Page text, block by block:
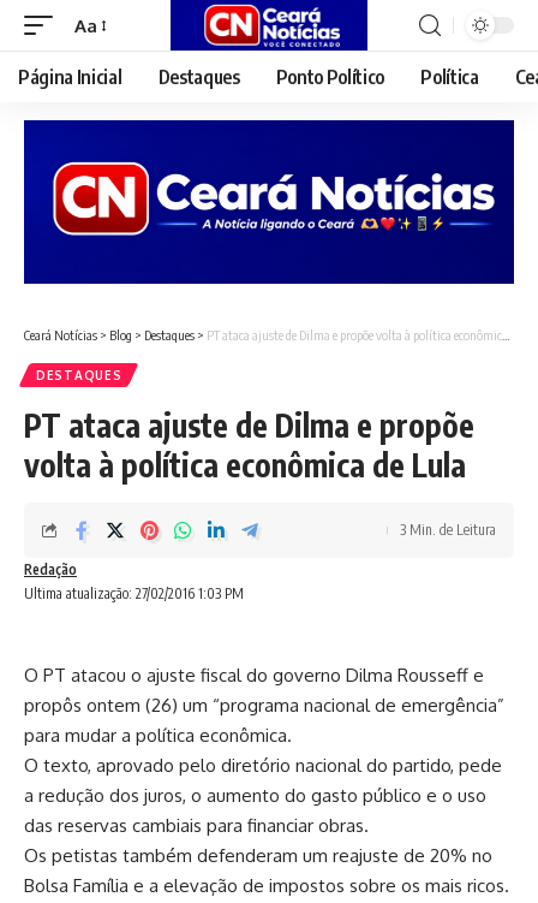
Font
Resizer
Aa
Página Inicial Destaques Ponto Político Política
Ceará Notícias > Blog > Destaques > PT ataca ajuste de Dilma e propõe volta à política econômica de Lula
DESTAQUES
PT ataca ajuste de Dilma e propõe
volta à política econômica de Lula
Ultima atualização: 27/02/2016 1:03 PM
Redação
3 Min. de Leitura
O PT atacou o ajuste fiscal do governo Dilma Rousseff e
propôs ontem (26) um “programa nacional de emergência”
para mudar a política econômica.
O texto, aprovado pelo diretório nacional do partido, pede
a redução dos juros, o aumento do gasto público e o uso
das reservas cambiais para financiar obras.
Os petistas também defenderam um reajuste de 20% no
Bolsa Família e a elevação de impostos sobre os mais ricos.